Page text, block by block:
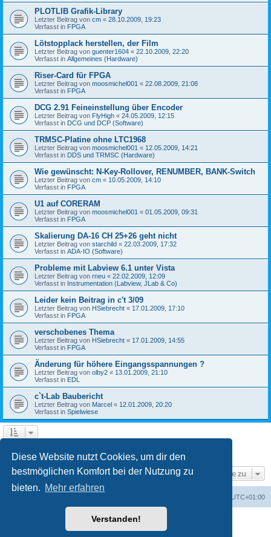
Diese Website nutzt Cookies, um dir den
bestmöglichen Komfort bei der Nutzung zu
bieten. Mehr erfahren
Verstanden!
PLOTLIB Grafik-Library
Letzter Beitrag von cm « 28.10.2009, 19:23
Verfasst in FPGA
Lötstopplack herstellen, der Film
Letzter Beitrag von guenter1604 « 22.10.2009, 22:20
Verfasst in Allgemeines (Hardware)
Riser-Card für FPGA
Letzter Beitrag von moosmichel001 « 22.08.2009, 21:08
Verfasst in FPGA
DCG 2.91 Feineinstellung über Encoder
Letzter Beitrag von FlyHigh « 24.05.2009, 12:15
Verfasst in DCG und DCP (Software)
TRMSC-Platine ohne LTC1968
Letzter Beitrag von moosmichel001 « 12.05.2009, 14:21
Verfasst in DDS und TRMSC (Hardware)
Wie gewünscht: N-Key-Rollover, RENUMBER, BANK-Switch
Letzter Beitrag von cm « 10.05.2009, 14:10
Verfasst in FPGA
U1 auf CORERAM
Letzter Beitrag von moosmichel001 « 01.05.2009, 09:31
Verfasst in FPGA
Skalierung DA-16 CH 25+26 geht nicht
Letzter Beitrag von starchild « 22.03.2009, 17:32
Verfasst in ADA-IO (Software)
Probleme mit Labview 6.1 unter Vista
Letzter Beitrag von rneu « 22.02.2009, 12:09
Verfasst in Instrumentation (Labview, JLab & Co)
Leider kein Beitrag in c't 3/09
Letzter Beitrag von HSiebrecht « 17.01.2009, 17:10
Verfasst in FPGA
verschobenes Thema
Letzter Beitrag von HSiebrecht « 17.01.2009, 14:55
Verfasst in FPGA
Änderung für höhere Eingangsspannungen ?
Letzter Beitrag von olby2 « 13.01.2009, 21:10
Verfasst in EDL
c`t-Lab Baubericht
Letzter Beitrag von Marcel « 12.01.2009, 20:20
Verfasst in Spielwiese
Gehe zu
UTC+01:00
Powered byphpBB® Forum Software © phpBB Limited
phpBB.de